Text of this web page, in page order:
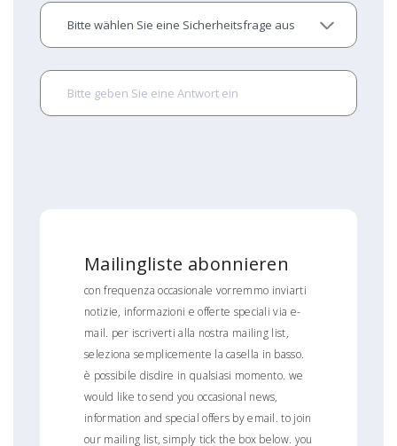
Mailingliste abonnieren
con frequenza occasionale vorremmo inviarti
notizie, informazioni e offerte speciali via e-
mail. per iscriverti alla nostra mailing list,
seleziona semplicemente la casella in basso.
è possibile disdire in qualsiasi momento. we
would like to send you occasional news,
information and special offers by email. to join
our mailing list, simply tick the box below. you